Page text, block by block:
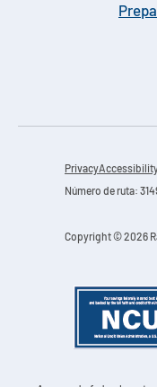
Privacy
Número de ruta:
Copyright © 2026